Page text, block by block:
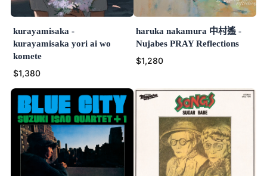
kurayamisaka -
kurayamisaka yori ai wo
komete
$1,380
haruka nakamura 中村遙 -
Nujabes PRAY Reflections
$1,280